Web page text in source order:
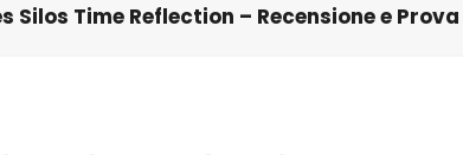
Silos Time Reflection – Recensione e Prova